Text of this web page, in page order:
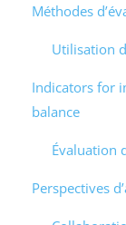
Méthodes
Utilisation
Indicators for
balance
Évaluation
Perspectives